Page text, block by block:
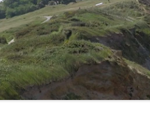
2023
2022
2020